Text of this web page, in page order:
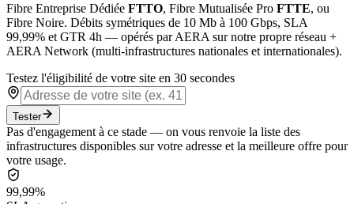
Fibre Entreprise Dédiée FTTO, Fibre Mutualisée Pro FTTE, ou
Fibre Noire. Débits symétriques de 10 Mb à 100 Gbps, SLA
99,99% et GTR 4h — opérés par AERA sur notre propre réseau +
AERA Network (multi-infrastructures nationales et internationales).
Testez l'éligibilité de votre site en 30 secondes
Tester
Pas d'engagement à ce stade — on vous renvoie la liste des
infrastructures disponibles sur votre adresse et la meilleure offre pour
votre usage.
99,99%